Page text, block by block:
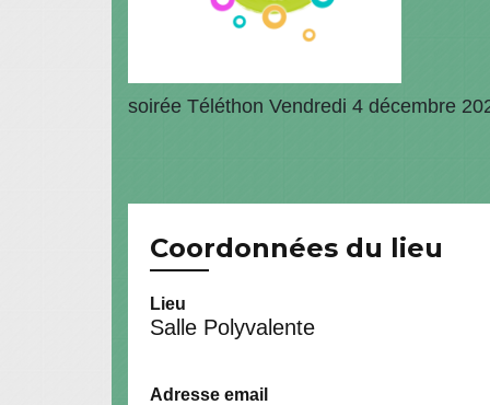
soirée Téléthon Vendredi 4 décembre
Coordonnées du lieu
Lieu
Salle Polyvalente
Adresse email